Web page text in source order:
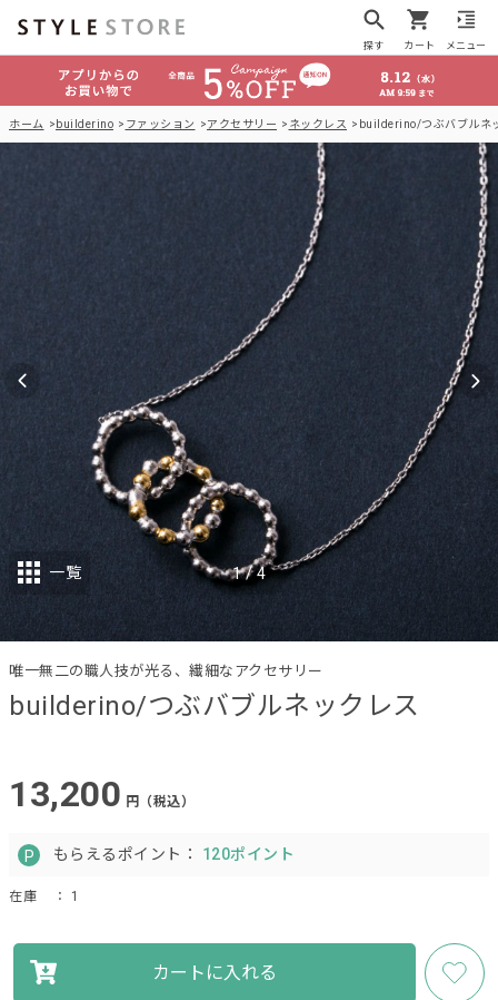
探す カート メニュー
ホーム builderino ファッション アクセサリー ネックレス builderino/つぶバブルネ
builderino/つぶバブルネックレス
唯一無二の職人技が光る、繊細なアクセサリー
13,200 円（税込）
もらえるポイント： 120ポイント
在庫 ： 1
カートに入れる
1/4
一覧